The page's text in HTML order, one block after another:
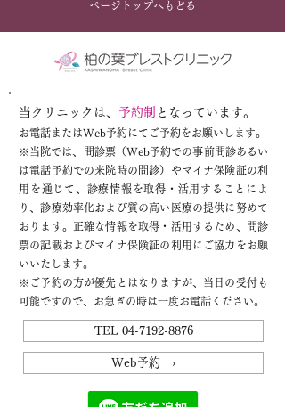
ページトップへもどる
当クリニックは、 予約制 となっています。
お電話またはWeb予約にてご予約をお願いします。
※当院では、問診票（Web予約での事前問診あるい
は電話予約での来院時の問診）やマイナ保険証の利
用を通じて、診療情報を取得・活用することによ
り、診療効率化および質の高い医療の提供に努めて
おります。正確な情報を取得・活用するため、問診
票の記載およびマイナ保険証の利用にご協力をお願
いいたします。
※ご予約の方が優先とはなりますが、当日の受付も
可能ですので、お急ぎの時は一度お電話ください。
TEL 04-7192-8876
Web予約 ›